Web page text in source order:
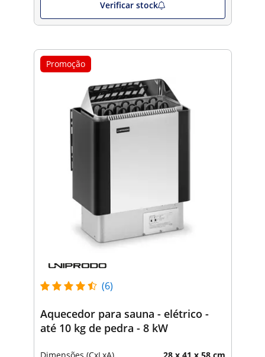
Verificar stock
Promoção
(6)
Aquecedor para sauna - elétrico -
até 10 kg de pedra - 8 kW
Dimensões (CxLxA) 28 x 41 x 58 cm